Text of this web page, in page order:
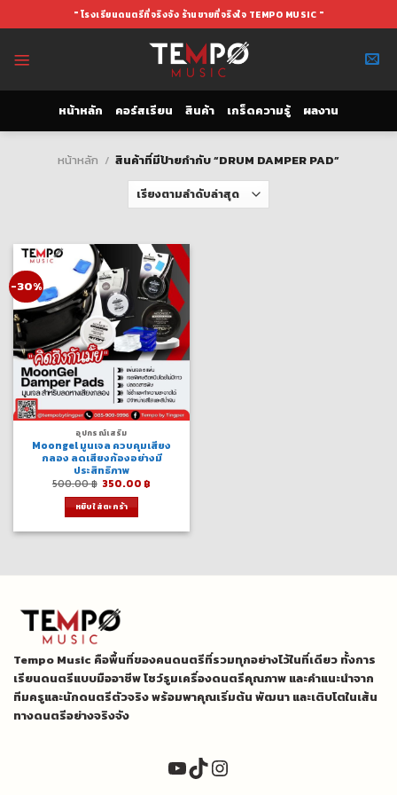
to
" โรงเรียนดนตรีที่จริงจัง ร้านขายที่จริงใจ TEMPO MUSIC "
หน้าหลัก คอร์สเรียน สินค้า เกร็ดความรู้ ผลงาน
หน้าหลัก / สินค้าที่มีป้ายกำกับ “DRUM DAMPER PAD”
-30%
อุปกรณ์เสริม
Moongel มูนเจล ควบคุมเสียง
กลอง ลดเสียงก้องอย่างมี
ประสิทธิภาพ
500.00฿ Original
was:
500.00 ฿.
350.00 ฿
หยิบใส่ตะกร้า
Tempo Music คือพื้นที่ของคนดนตรีที่รวมทุกอย่างไว้ในที่เดียว ทั้งการ
เรียนดนตรีแบบมืออาชีพ โชว์รูมเครื่องดนตรีคุณภาพ และคำแนะนำจาก
ทีมครูและนักดนตรีตัวจริง พร้อมพาคุณเริ่มต้น พัฒนา และเติบโตในเส้น
ทางดนตรีอย่างจริงจัง
YouTube
TikTok
Instagram